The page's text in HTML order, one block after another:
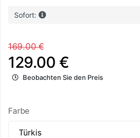
Sofort:
169.00 €
129.00 €
Beobachten Sie den Preis
Farbe